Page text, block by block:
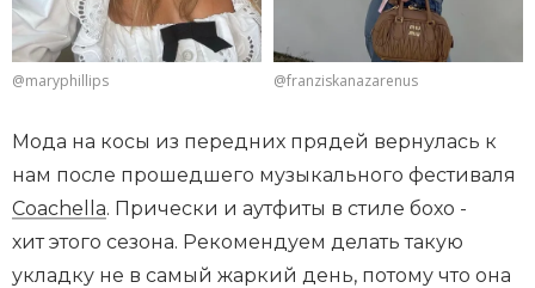
@maryphillips @franziskanazarenus
Мода на косы из передних прядей вернулась к
нам после прошедшего музыкального фестиваля
Coachella. Прически и аутфиты в стиле бохо -
хит этого сезона. Рекомендуем делать такую
укладку не в самый жаркий день, потому что она